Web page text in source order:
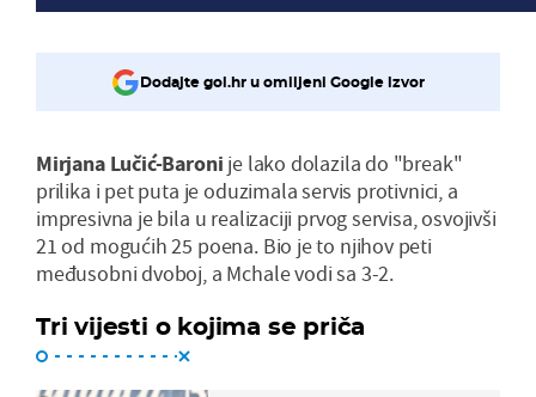
Dodajte gol.hr u omiljeni Google izvor
Mirjana Lučić-Baroni je lako dolazila do "break"
prilika i pet puta je oduzimala servis protivnici, a
impresivna je bila u realizaciji prvog servisa, osvojivši
21 od mogućih 25 poena. Bio je to njihov peti
međusobni dvoboj, a Mchale vodi sa 3-2.
Tri vijesti o kojima se priča